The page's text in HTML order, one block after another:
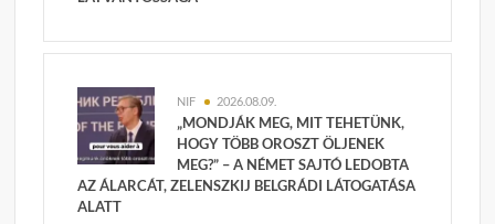
NIF 2026.08.09.
„MONDJÁK MEG, MIT TEHETÜNK,
HOGY TÖBB OROSZT ÖLJENEK
MEG?” – A NÉMET SAJTÓ LEDOBTA
AZ ÁLARCÁT, ZELENSZKIJ BELGRÁDI LÁTOGATÁSA
ALATT